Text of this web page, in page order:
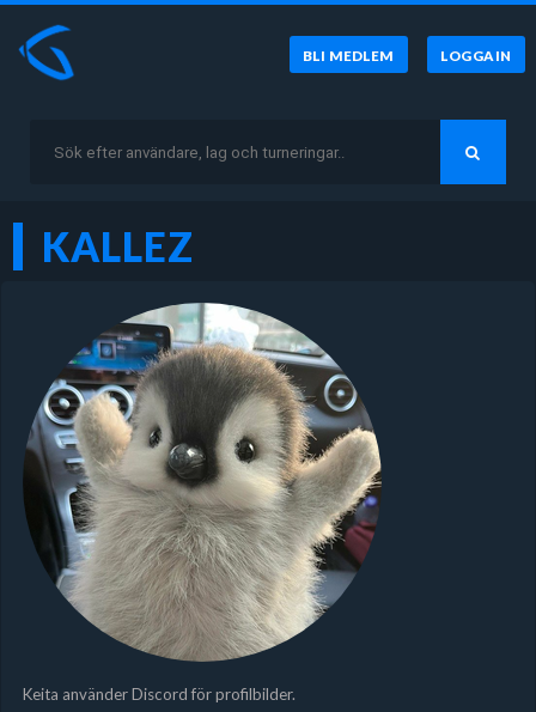
BLI MEDLEM LOGGA IN
KALLEZ
Keita använder Discord för profilbilder.